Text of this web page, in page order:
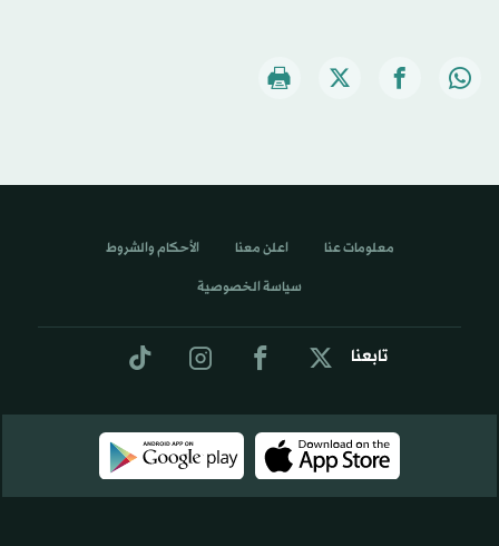
تابعنا
معلومات عنا اعلن معنا الأحكام والشروط
سياسة الخصوصية